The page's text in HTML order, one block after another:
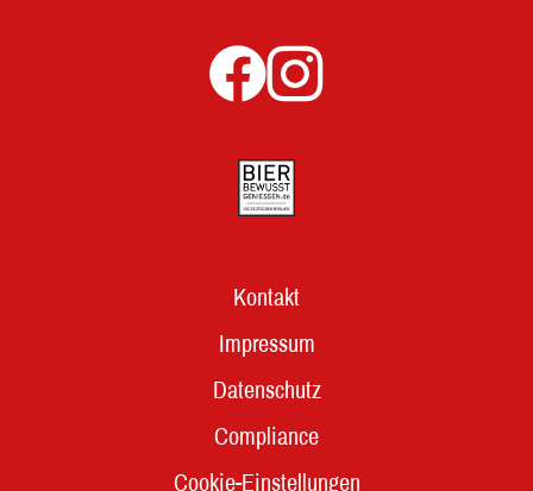
Kontakt
Impressum
Datenschutz
Compliance
Cookie-Einstellungen